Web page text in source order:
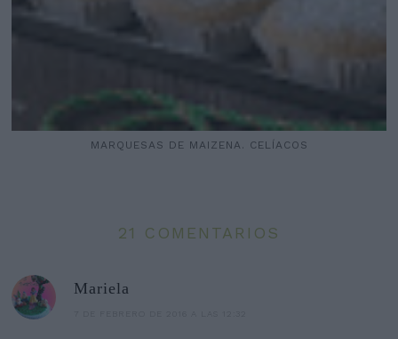
MARQUESAS DE MAIZENA. CELÍACOS
21 COMENTARIOS
Mariela